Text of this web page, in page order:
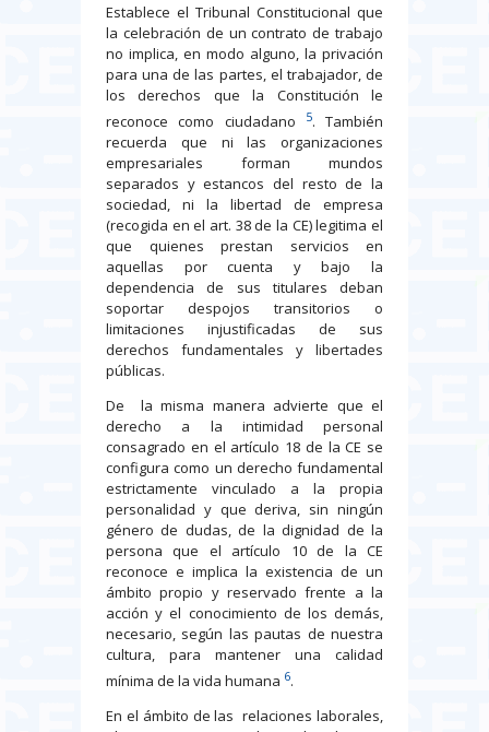
Establece el Tribunal Constitucional que
la celebración de un contrato de trabajo
no implica, en modo alguno, la privación
para una de las partes, el trabajador, de
los derechos que la Constitución le
reconoce como ciudadano
5. También
recuerda que ni las organizaciones
empresariales forman mundos
separados y estancos del resto de la
sociedad, ni la libertad de empresa
(recogida en el art. 38 de la CE) legitima el
que quienes prestan servicios en
aquellas por cuenta y bajo la
dependencia de sus titulares deban
soportar despojos transitorios o
limitaciones injustificadas de sus
derechos fundamentales y libertades
públicas.
De la misma manera advierte que el
derecho a la intimidad personal
consagrado en el artículo 18 de la CE se
configura como un derecho fundamental
estrictamente vinculado a la propia
personalidad y que deriva, sin ningún
género de dudas, de la dignidad de la
persona que el artículo 10 de la CE
reconoce e implica la existencia de un
ámbito propio y reservado frente a la
acción y el conocimiento de los demás,
necesario, según las pautas de nuestra
cultura, para mantener una calidad
mínima de la vida humana 6.
En el ámbito de las relaciones laborales,